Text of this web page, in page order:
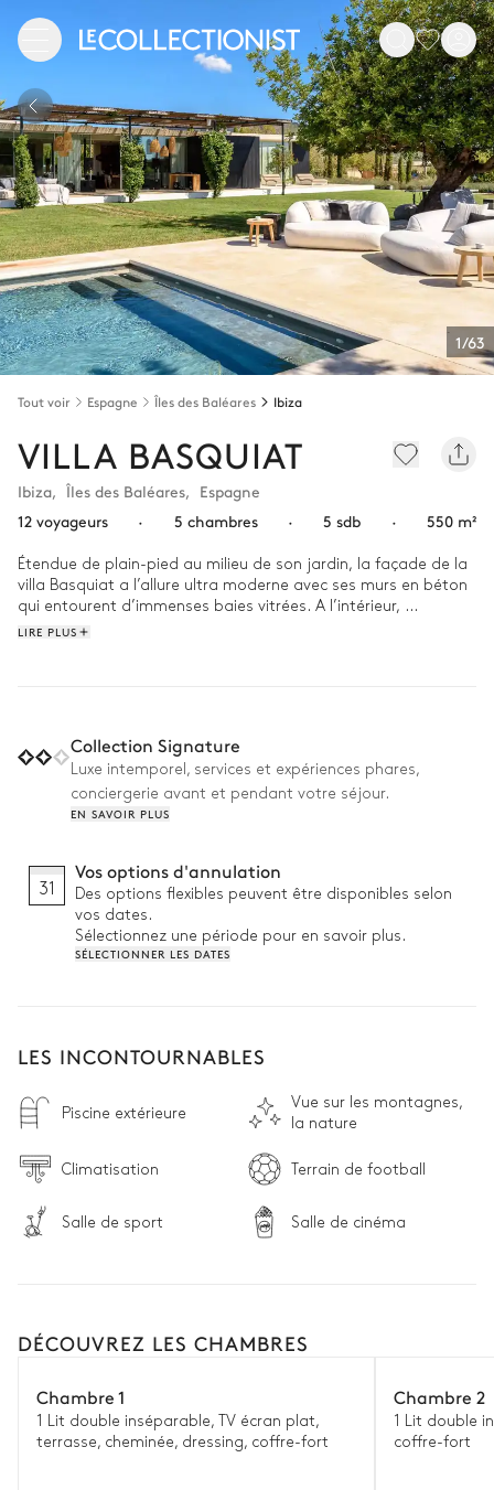
1/63
Tout voir Espagne Îles des Baléares Ibiza
VILLA BASQUIAT
Ibiza, Îles des Baléares, Espagne
12 voyageurs
· 5 chambres · 5 sdb · 550 m²
Étendue de plain-pied au milieu de son jardin, la façade de la
villa Basquiat a l’allure ultra moderne avec ses murs en béton
qui entourent d’immenses baies vitrées. A l’intérieur,
L’architecture allie style industriel vintage et matériaux
futuristes.
On joue un match de foot sur le terrain privé à l’extérieur de la
villa Basquiat. Dans le jardin, on saute dans la piscine pour se
sur le sable chaud de la plage de Cala Llonga. On rejoint
ensuite Ibiza pour y passer la soirée, déambuler dans les rues
et déguster un plateau de fruits de mer.
LIRE PLUS
Collection Signature
Luxe intemporel, services et expériences phares,
conciergerie avant et pendant votre séjour.
EN SAVOIR PLUS
31
Vos options d'annulation
Des options flexibles peuvent être disponibles selon
vos dates.
Sélectionnez une période pour en savoir plus.
SÉLECTIONNER LES DATES
LES INCONTOURNABLES
Piscine extérieure
Vue sur les montagnes,
la nature
Climatisation Terrain de football
Salle de sport Salle de cinéma
DÉCOUVREZ LES CHAMBRES
Chambre 1
1 Lit double inséparable, TV écran plat,
terrasse, cheminée, dressing, coffre-fort
Chambre 2
1 Lit double
coffre-fort